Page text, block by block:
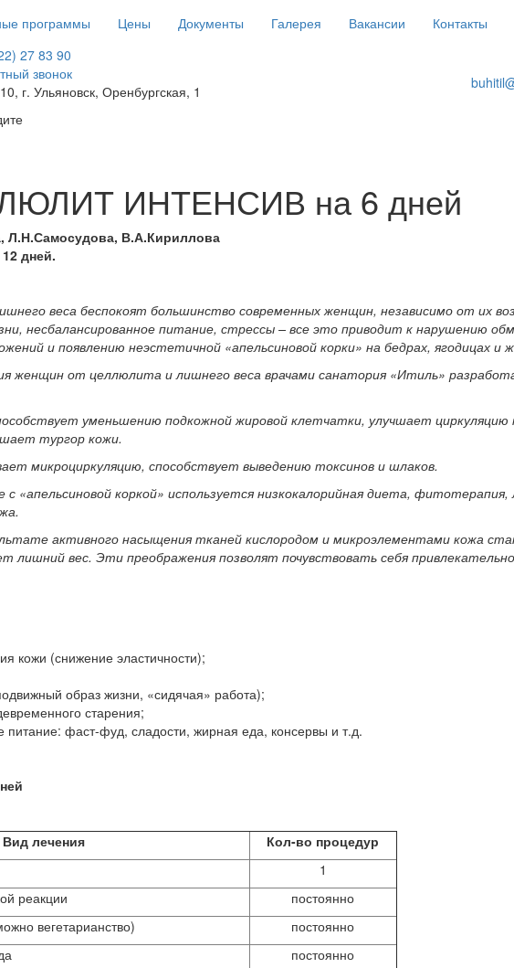
программы Цены Документы Галерея Вакансии
Контакты
27 83 90
звонок
г. Ульяновск, Оренбургская, 1
ИНТЕНСИВ на 6 дней
Л.Н.Самосудова, В.А.Кириллова
дней.
веса беспокоят большинство современных женщин, независимо от их
несбалансированное питание, стрессы – все это приводит к нарушению
и появлению неэстетичной «апельсиновой корки» на бедрах, ягодицах и
женщин от целлюлита и лишнего веса врачами санатория «Итиль»
уменьшению подкожной жировой клетчатки, улучшает
тургор кожи.
микроциркуляцию, способствует выведению токсинов и шлаков.
с «апельсиновой коркой» используется низкокалорийная диета, фитотерапия,
активного насыщения тканей кислородом и микроэлементами кожа
лишний вес. Эти преображения позволят почувствовать себя
кожи (снижение эластичности);
образ жизни, «сидячая» работа);
старения;
питание: фаст-фуд, сладости, жирная еда, консервы и т.д.
Вид лечения
Кол-во процедур
1
реакции
постоянно
вегетарианство)
постоянно
постоянно